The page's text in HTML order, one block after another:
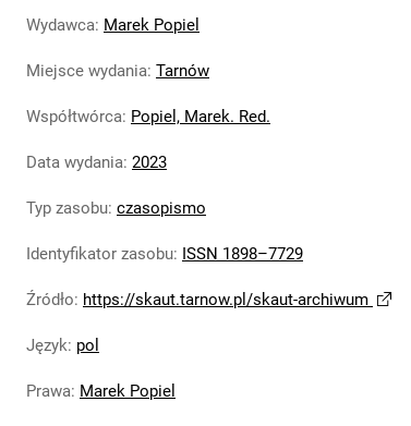
Wydawca: Marek Popiel
Miejsce wydania: Tarnów
Współtwórca: Popiel, Marek. Red.
Data wydania: 2023
Typ zasobu: czasopismo
Identyfikator zasobu: ISSN 1898–7729
Źródło: https://skaut.tarnow.pl/skaut-archiwum
Język: pol
Prawa: Marek Popiel